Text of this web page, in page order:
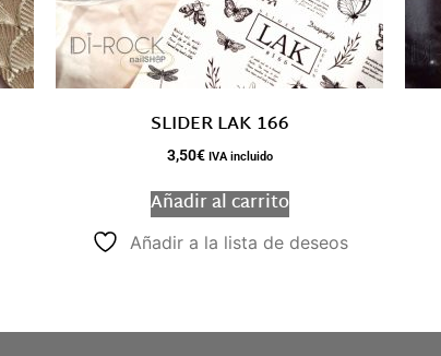
SLIDER LAK 166
3,50€ IVA incluido
Añadir al carrito
Añadir a la lista de deseos